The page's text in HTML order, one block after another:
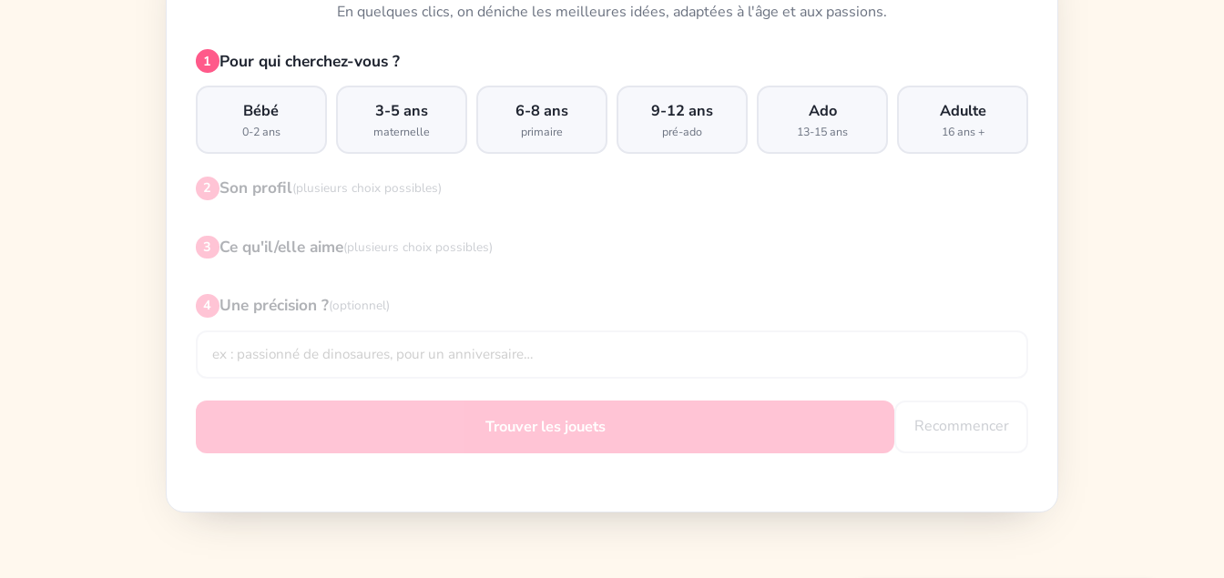
En quelques clics, on déniche les meilleures idées, adaptées à l'âge et aux passions.
1 Pour qui cherchez-vous ?
Bébé
0-2 ans
3-5 ans
maternelle
6-8 ans
primaire
9-12 ans
pré-ado
Ado
13-15 ans
Adulte
16 ans +
2 Son profil(plusieurs choix possibles)
3 Ce qu'il/elle aime(plusieurs choix possibles)
4 Une précision ?(optionnel)
Trouver les jouets Recommencer